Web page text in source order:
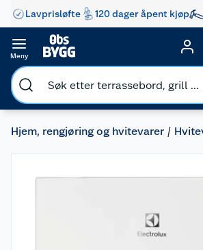
Lavprisløfte 120 dager åpent kjøp
Meny
Hjem, rengjøring og hvitevarer